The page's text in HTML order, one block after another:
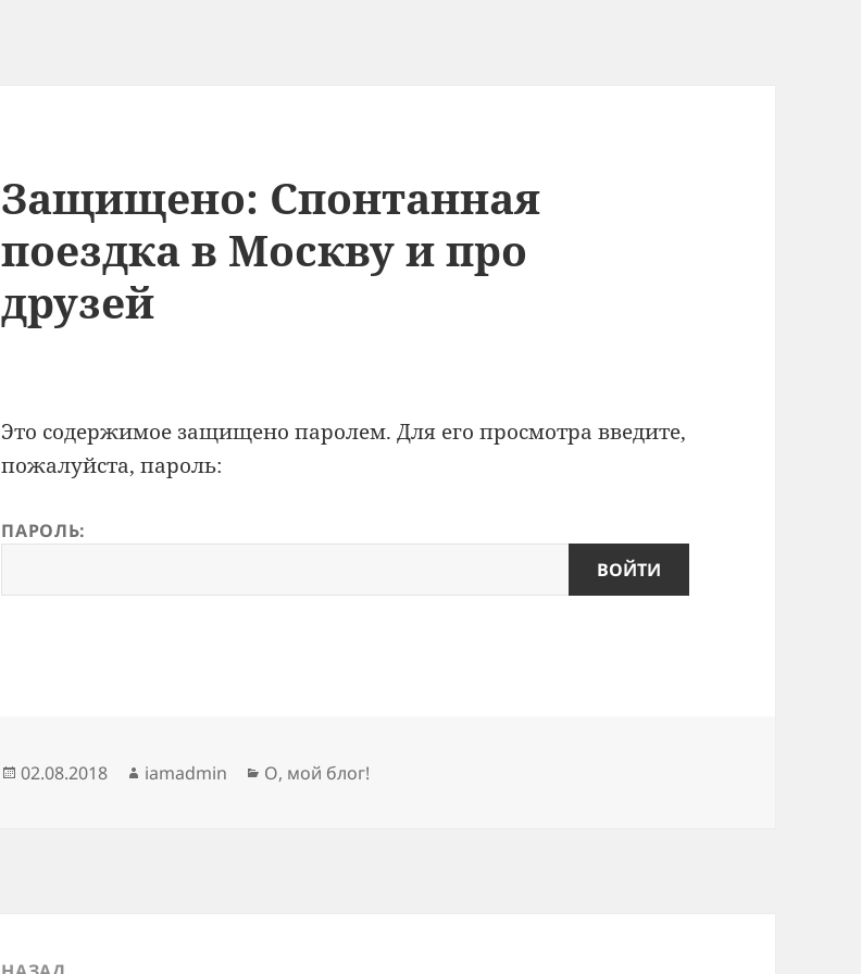
Защищено: Спонтанная
поездка в Москву и про
друзей
Это содержимое защищено паролем. Для его просмотра введите,
пожалуйста, пароль:
ПАРОЛЬ:
Опубликовано
02.08.2018 Автор
iamadmin Рубрики
О, мой блог!